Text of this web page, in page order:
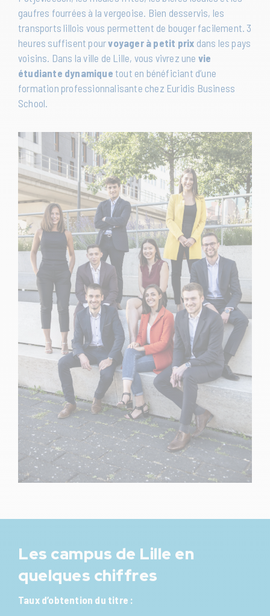
gaufres fourrées à la vergeoise. Bien desservis, les
transports lillois vous permettent de bouger facilement. 3
heures suffisent pourvoyager à petit prix dans les pays
voisins. Dans la ville de Lille, vous vivrez une vie
étudiante dynamique tout en bénéficiant d’une
formation professionnalisante chez Euridis Business
School.
Les campus de Lille en
quelques chiffres
Taux d’obtention du titre :